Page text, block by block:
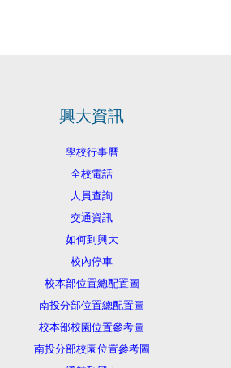
興大資訊
學校行事曆
全校電話
人員查詢
交通資訊
如何到興大
校內停車
校本部位置總配置圖
南投分部位置總配置圖
校本部校園位置參考圖
南投分部校園位置參考圖